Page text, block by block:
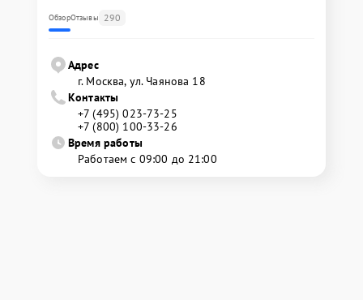
ОбзорОтзывы 290
Адрес
г. Москва, ул. Чаянова 18
Контакты
+7 (495) 023-73-25
+7 (800) 100-33-26
Время работы
Работаем с 09:00 до 21:00